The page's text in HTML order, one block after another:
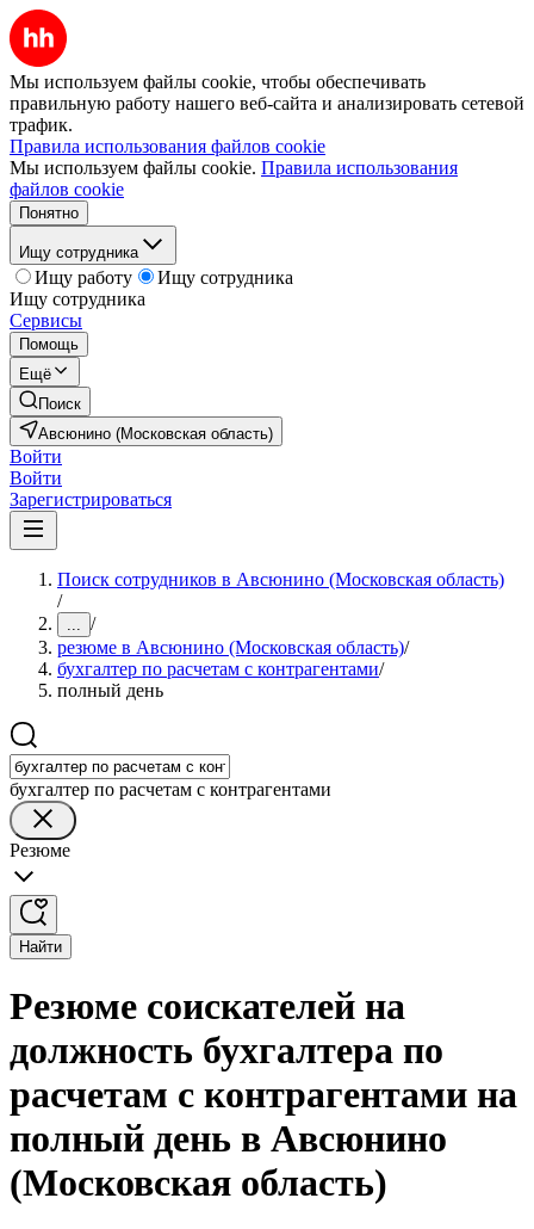
Мы используем файлы cookie, чтобы обеспечивать
правильную работу нашего веб-сайта и анализировать сетевой
трафик.
Правила использования файлов cookie
Мы используем файлы cookie. Правила использования
файлов cookie
Понятно
Ищу сотрудника
Ищу работу
Ищу сотрудника
Ищу сотрудника
Сервисы
Помощь
Ещё
Поиск
Авсюнино (Московская область)
Войти
Войти
Зарегистрироваться
Поиск сотрудников в Авсюнино (Московская область)
/
... /
резюме в Авсюнино (Московская область)/
бухгалтер по расчетам с контрагентами/
полный день
бухгалтер по расчетам с контрагентами
Резюме
Найти
Резюме соискателей на
должность бухгалтера по
расчетам с контрагентами на
полный день в Авсюнино
(Московская область)